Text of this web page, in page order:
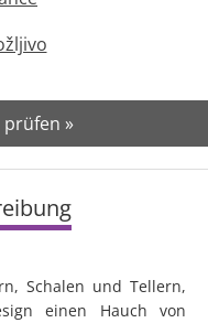
prüfen »
Schalen und Tellern,
einen Hauch von